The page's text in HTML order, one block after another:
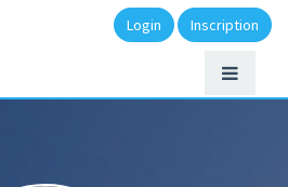
Login Inscription